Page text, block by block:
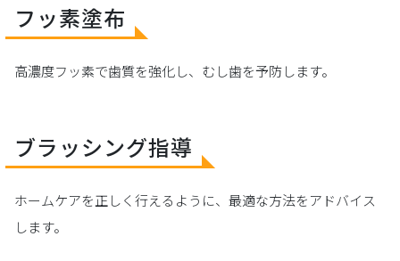
フッ素塗布
高濃度フッ素で歯質を強化し、むし歯を予防します。
ブラッシング指導
ホームケアを正しく行えるように、最適な方法をアドバイス
します。